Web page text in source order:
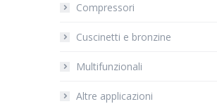
Compressori
Cuscinetti e bronzine
Multifunzionali
Altre applicazioni